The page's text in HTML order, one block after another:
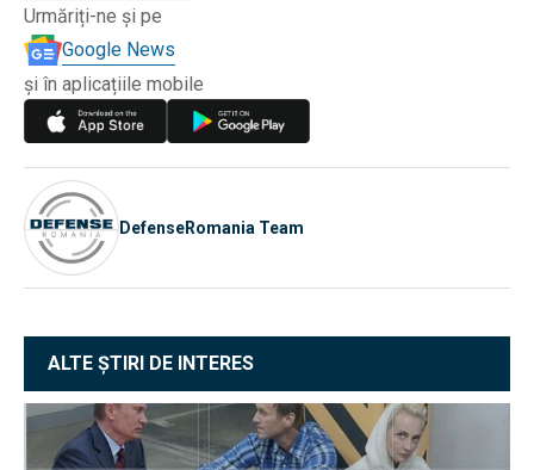
Urmăriți-ne și pe
Google News
și în aplicațiile mobile
DefenseRomania Team
ALTE ȘTIRI DE INTERES